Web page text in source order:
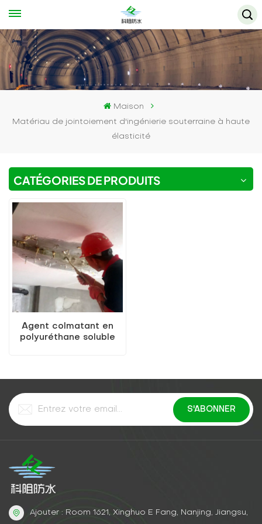
Maison
Matériau de jointoiement d'ingénierie souterraine à haute
élasticité
CATÉGORIES DE PRODUITS
Agent colmatant en
polyuréthane soluble
Ajouter : Room 1621, Xinghuo E Fang, Nanjing, Jiangsu,